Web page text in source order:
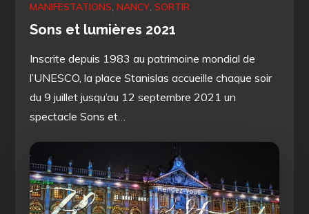
MANIFESTATIONS NANCY SORTIR
Sons et lumières 2021
Inscrite depuis 1983 au patrimoine mondial de
l’UNESCO, la place Stanislas accueille chaque soir
du 9 juillet jusqu’au 12 septembre 2021 un
spectacle Sons et…